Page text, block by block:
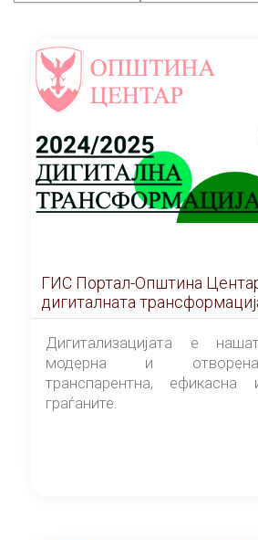
ГИС Портал-Општина
дигиталната
Дигитализацијата е
модерна и
транспарентна,
граѓаните.